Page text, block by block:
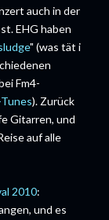
auch in der
EHG haben
" (was tät i
Fm4-
). Zurück
Gitarren, und
auf alle
2010:
und es